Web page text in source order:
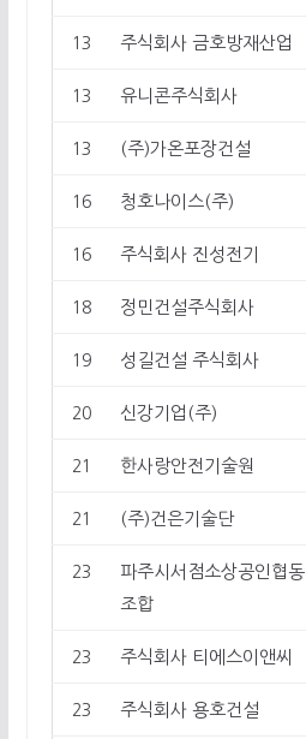
13 주식회사 금호방재산업
13 유니콘주식회사
13 (주)가온포장건설
16 청호나이스(주)
16 주식회사 진성전기
18 정민건설주식회사
19 성길건설 주식회사
20 신강기업(주)
21 한사랑안전기술원
21 (주)건은기술단
23
파주시서점소상공인협동
조합
23 주식회사 티에스이앤씨
23 주식회사 용호건설